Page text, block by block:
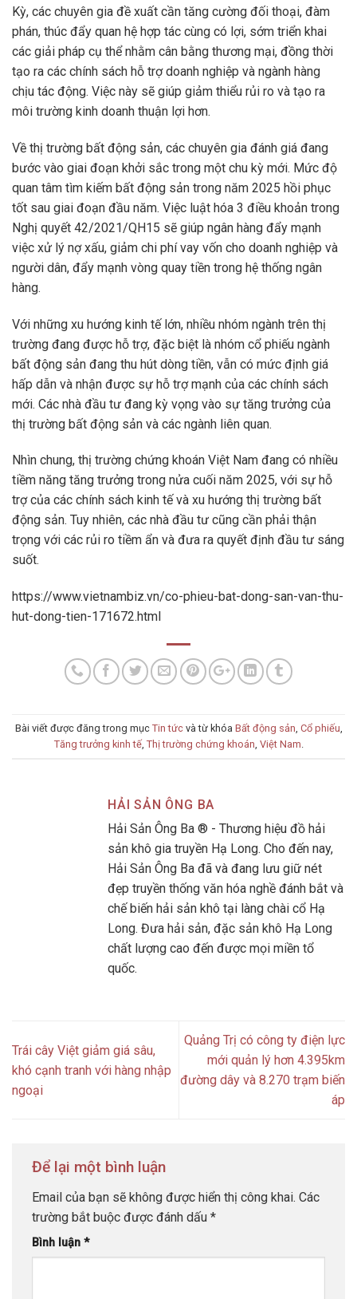
Kỳ, các chuyên gia đề xuất cần tăng cường đối thoại, đàm
phán, thúc đẩy quan hệ hợp tác cùng có lợi, sớm triển khai
các giải pháp cụ thể nhằm cân bằng thương mại, đồng thời
tạo ra các chính sách hỗ trợ doanh nghiệp và ngành hàng
chịu tác động. Việc này sẽ giúp giảm thiểu rủi ro và tạo ra
môi trường kinh doanh thuận lợi hơn.
Về thị trường bất động sản, các chuyên gia đánh giá đang
bước vào giai đoạn khởi sắc trong một chu kỳ mới. Mức độ
quan tâm tìm kiếm bất động sản trong năm 2025 hồi phục
tốt sau giai đoạn đầu năm. Việc luật hóa 3 điều khoản trong
Nghị quyết 42/2021/QH15 sẽ giúp ngân hàng đẩy mạnh
việc xử lý nợ xấu, giảm chi phí vay vốn cho doanh nghiệp và
người dân, đẩy mạnh vòng quay tiền trong hệ thống ngân
hàng.
Với những xu hướng kinh tế lớn, nhiều nhóm ngành trên thị
trường đang được hỗ trợ, đặc biệt là nhóm cổ phiếu ngành
bất động sản đang thu hút dòng tiền, vẫn có mức định giá
hấp dẫn và nhận được sự hỗ trợ mạnh của các chính sách
mới. Các nhà đầu tư đang kỳ vọng vào sự tăng trưởng của
thị trường bất động sản và các ngành liên quan.
Nhìn chung, thị trường chứng khoán Việt Nam đang có nhiều
tiềm năng tăng trưởng trong nửa cuối năm 2025, với sự hỗ
trợ của các chính sách kinh tế và xu hướng thị trường bất
động sản. Tuy nhiên, các nhà đầu tư cũng cần phải thận
trọng với các rủi ro tiềm ẩn và đưa ra quyết định đầu tư sáng
suốt.
https://www.vietnambiz.vn/co-phieu-bat-dong-san-van-thu-
hut-dong-tien-171672.html
Bài viết được đăng trong mục Tin tứcvà từ khóa Bất động sản Cổ phiếu
Tăng trưởng kinh tế, Thị trường chứng khoán Việt Nam
HẢI SẢN ÔNG BA
Hải Sản Ông Ba ® - Thương hiệu đồ hải
sản khô gia truyền Hạ Long. Cho đến nay,
Hải Sản Ông Ba đã và đang lưu giữ nét
đẹp truyền thống văn hóa nghề đánh bắt và
chế biến hải sản khô tại làng chài cổ Hạ
Long. Đưa hải sản, đặc sản khô Hạ Long
chất lượng cao đến được mọi miền tổ
quốc.
Trái cây Việt giảm giá sâu,
khó cạnh tranh với hàng nhập
ngoại
Quảng Trị có công ty điện lực
mới quản lý hơn 4.395km
đường dây và 8.270 trạm biến
áp
Để lại một bình luận
Email của bạn sẽ không được hiển thị công khai. Các
trường bắt buộc được đánh dấu *
Bình luận *